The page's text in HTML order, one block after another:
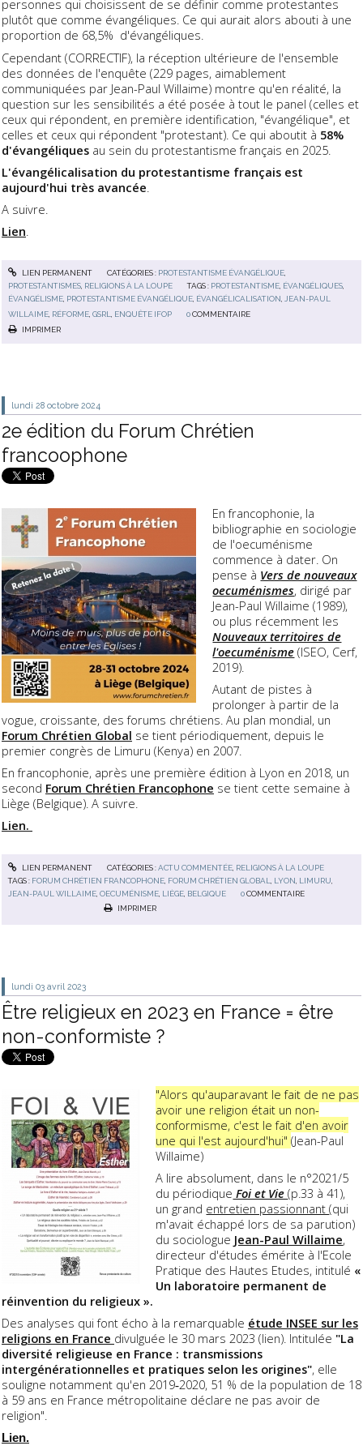
personnes qui choisissent de se définir comme protestantes
plutôt que comme évangéliques. Ce qui aurait alors abouti à une
proportion de 68,5% d'évangéliques.
Cependant (CORRECTIF), la réception ultérieure de l'ensemble
des données de l'enquête (229 pages, aimablement
communiquées par Jean-Paul Willaime) montre qu'en réalité, la
question sur les sensibilités a été posée à tout le panel (celles et
ceux qui répondent, en première identification, "évangélique", et
celles et ceux qui répondent "protestant). Ce qui aboutit à 58%
d'évangéliques au sein du protestantisme français en 2025.
L'évangélicalisation du protestantisme français est
aujourd'hui très avancée
A suivre.
Lien
LIEN PERMANENT CATÉGORIES : PROTESTANTISME ÉVANGÉLIQUE,
PROTESTANTISMES, RELIGIONS À LA LOUPE TAGS : PROTESTANTISME, ÉVANGÉLIQUES,
ÉVANGÉLISME, PROTESTANTISME ÉVANGÉLIQUE, ÉVANGÉLICALISATION,JEAN-PAUL
WILLAIME RÉFORME ,GSRL ENQUÊTE IFOP 0 COMMENTAIRE
IMPRIMER
lundi 28 octobre 2024
2e édition du Forum Chrétien
francoophone
En francophonie, la
bibliographie en sociologie
de l'oecuménisme
commence à dater. On
pense à Vers de nouveaux
oecuménismes, dirigé par
Jean-Paul Willaime (1989),
ou plus récemment les
Nouveaux territoires de
l'oecuménisme (ISEO, Cerf,
2019).
Autant de pistes à
prolonger à partir de la
vogue, croissante, des forums chrétiens. Au plan mondial, un
Forum Chrétien Global se tient périodiquement, depuis le
premier congrès de Limuru (Kenya) en 2007.
En francophonie, après une première édition à Lyon en 2018, un
second Forum Chrétien Francophone se tient cette semaine à
Liège (Belgique). A suivre.
Lien.
LIEN PERMANENT CATÉGORIES :ACTU COMMENTÉE, RELIGIONS À LA LOUPE
TAGS : FORUM CHRÉTIEN FRANCOPHONE FORUM CHRÉTIEN GLOBAL LYON LIMURU
JEAN-PAUL WILLAIME ,OECUMÉNISME LIÈGE BELGIQUE 0 COMMENTAIRE
IMPRIMER
lundi 03 avril 2023
Être religieux en 2023 en France = être
non-conformiste ?
"Alors qu'auparavant le fait de ne pas
avoir une religion était un non-
conformisme, c'est le fait d'en avoir
une qui l'est aujourd'hui"(Jean-Paul
Willaime)
A lire absolument, dans le n°2021/5
du périodique Foi et Vie(p.33 à 41),
un grand entretien passionnant(qui
m'avait échappé lors de sa parution)
du sociologue Jean-Paul Willaime,
directeur d'études émérite à l'Ecole
Pratique des Hautes Etudes, intitulé «
Un laboratoire permanent de
réinvention du religieux ».
Des analyses qui font écho à la remarquable étude INSEE sur les
religions en France divulguée le 30 mars 2023 (lien). Intitulée "La
diversité religieuse en France : transmissions
intergénérationnelles et pratiques selon les origines", elle
souligne notamment qu'en 2019‑2020, 51 % de la population de 18
à 59 ans en France métropolitaine déclare ne pas avoir de
religion".
Lien.